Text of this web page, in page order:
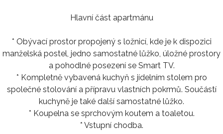
Hlavní část apartmánu
* Obývací prostor propojený s ložnicí, kde je k dispozici
manželská postel, jedno samostatné lůžko, úložné prostory
a pohodlné posezení se Smart TV.
* Kompletně vybavená kuchyň s jídelním stolem pro
společné stolování a přípravu vlastních pokrmů. Součástí
kuchyně je také další samostatné lůžko.
* Koupelna se sprchovým koutem a toaletou.
* Vstupní chodba.